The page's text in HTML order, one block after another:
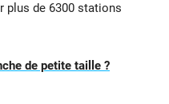
plus de 6300 stations
de petite taille ?